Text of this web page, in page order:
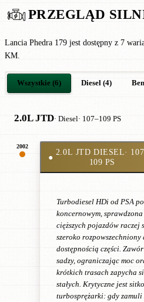
PRZEGLĄD
Lancia Phedra 179 jest dostępny z 7
KM.
Wszystkie (6) Diesel (4)
2.0L JTD· Diesel· 107–109 PS
2002
●
2.0L JTD DIESEL·
109 PS
Turbodiesel HDi od PSA
koncernowym,
cięższych pojazdów raczej
szeroko
dostępnością części.
sadzy, ograniczając moc
krótkich trasach zapycha
stałych. Krytyczne jest
turbosprężarki: gdy zamuli